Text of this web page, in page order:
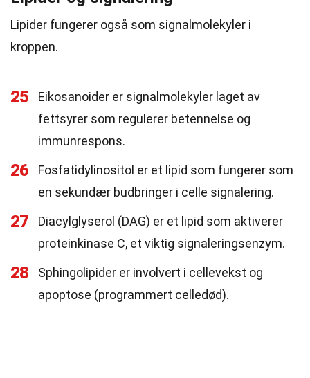
Lipider fungerer også som signalmolekyler i
kroppen.
25
Eikosanoider er signalmolekyler laget av
fettsyrer som regulerer betennelse og
immunrespons.
26
Fosfatidylinositol er et lipid som fungerer som
en sekundær budbringer i celle signalering.
27
Diacylglyserol (DAG) er et lipid som aktiverer
proteinkinase C, et viktig signaleringsenzym.
28
Sphingolipider er involvert i cellevekst og
apoptose (programmert celledød).